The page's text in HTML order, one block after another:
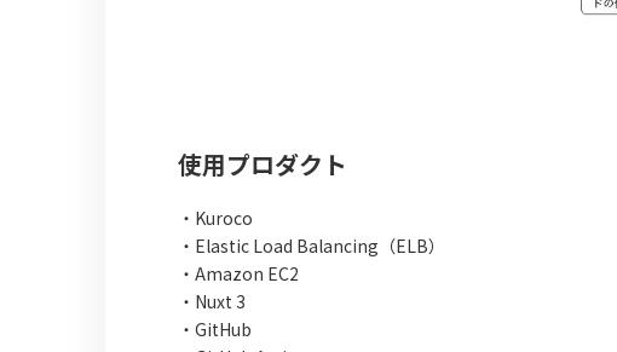
使用プロダクト
・Kuroco
・Elastic Load Balancing（ELB）
・Amazon EC2
・Nuxt 3
・GitHub